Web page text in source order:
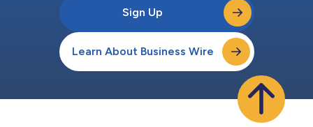
Sign Up
Learn About Business Wire